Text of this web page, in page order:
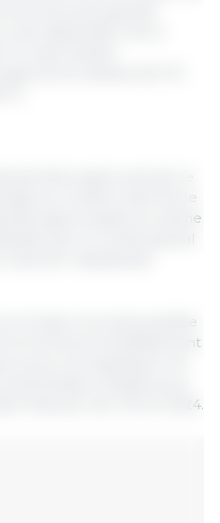
d'une plus grande
de l'application de la
le ratio prairies
au-dessus de 5 %
être approuvé par le
du Conseil a informé le
approuvaient la même
par le comité spécial
dernier l’adopterait
Conseil, la loi sera publiée
et entrera immédiatement
pourront appliquer les
révisées pour
financier de l’UE en 2024.